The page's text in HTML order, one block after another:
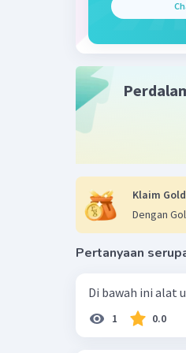
warna,
- Pilih
yang
- Pilih
alam,
- Amati
-
grid
- Buat
umum
-
Klaim
Dengan
Pertanyaan
Di bawah ini alat
1 0.0